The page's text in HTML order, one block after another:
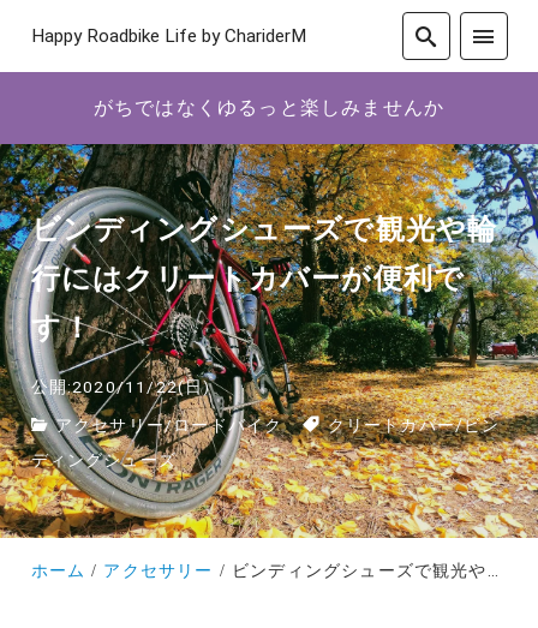
Happy Roadbike Life by ChariderM
がちではなくゆるっと楽しみませんか
ビンディングシューズで観光や輪
行にはクリートカバーが便利で
す！
公開:2020/11/22(日)
アクセサリー/ロードバイク クリートカバー/ビン
ディングシューズ
ホーム アクセサリー ビンディングシューズで観光や輪行にはクリートカバーが便利です！